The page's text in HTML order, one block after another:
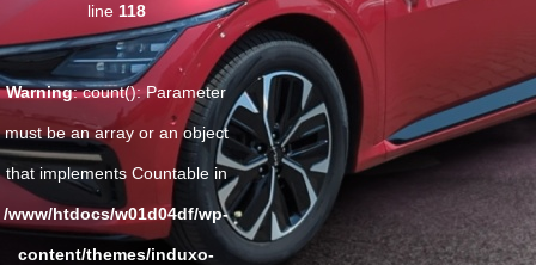
line 118
Warning: count(): Parameter
must be an array or an object
that implements Countable in
/www/htdocs/w01d04df/wp-
content/themes/induxo-